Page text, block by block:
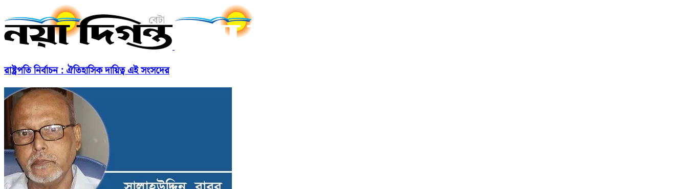
রাষ্ট্রপতি নির্বাচন : ঐতিহাসিক দায়িত্ব এই সংসদের